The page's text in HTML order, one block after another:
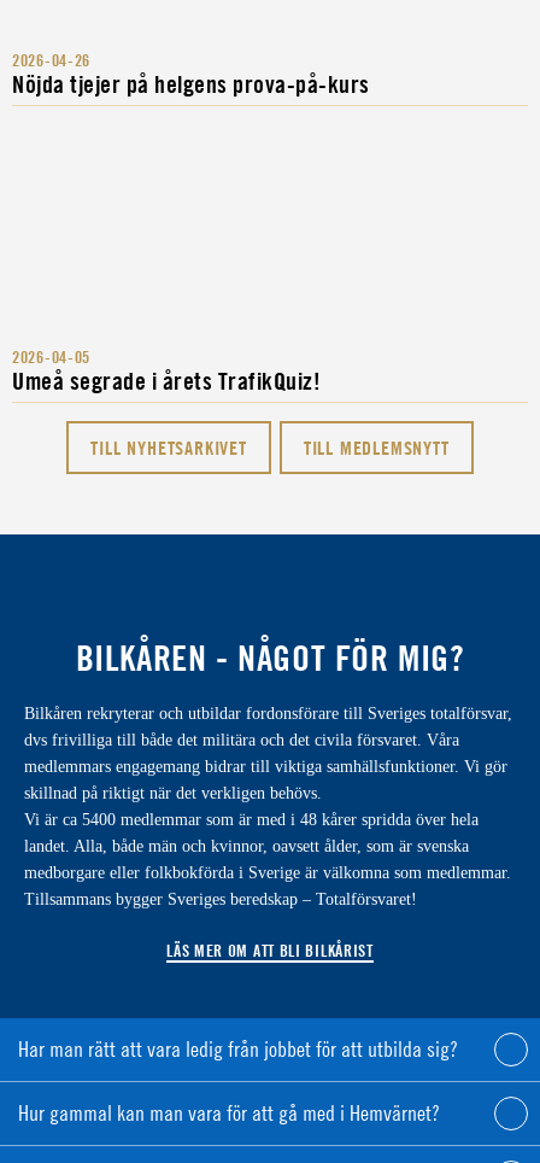
2026-04-26
Nöjda tjejer på helgens prova-på-kurs
2026-04-05
Umeå segrade i årets TrafikQuiz!
TILL NYHETSARKIVET TILL MEDLEMSNYTT
BILKÅREN - NÅGOT FÖR MIG?
Bilkåren rekryterar och utbildar fordonsförare till Sveriges totalförsvar,
dvs frivilliga till både det militära och det civila försvaret. Våra
medlemmars engagemang bidrar till viktiga samhällsfunktioner. Vi gör
skillnad på riktigt när det verkligen behövs.
Vi är ca 5400 medlemmar som är med i 48 kårer spridda över hela
landet. Alla, både män och kvinnor, oavsett ålder, som är svenska
medborgare eller folkbokförda i Sverige är välkomna som medlemmar.
Tillsammans bygger Sveriges beredskap – Totalförsvaret!
LÄS MER OM ATT BLI BILKÅRIST
Har man rätt att vara ledig från jobbet för att utbilda sig?
Hur gammal kan man vara för att gå med i Hemvärnet?